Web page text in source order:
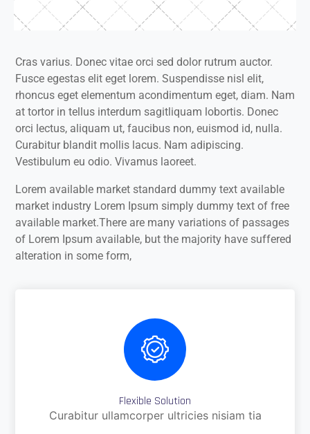
Cras varius. Donec vitae orci sed dolor rutrum auctor.
Fusce egestas elit eget lorem. Suspendisse nisl elit,
rhoncus eget elementum acondimentum eget, diam. Nam
at tortor in tellus interdum sagitliquam lobortis. Donec
orci lectus, aliquam ut, faucibus non, euismod id, nulla.
Curabitur blandit mollis lacus. Nam adipiscing.
Vestibulum eu odio. Vivamus laoreet.
Lorem available market standard dummy text available
market industry Lorem Ipsum simply dummy text of free
available market.There are many variations of passages
of Lorem Ipsum available, but the majority have suffered
alteration in some form,
Flexible Solution
Curabitur ullamcorper ultricies nisiam tia